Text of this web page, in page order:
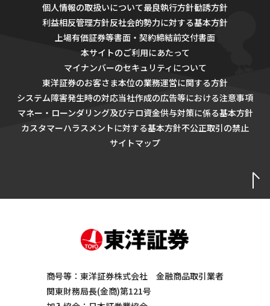
個人情報の取扱いについて最良執行方針勧誘方針
利益相反管理方針反社会的勢力に対する基本方針
上場有価証券等書面・契約締結前交付書面
本サイトのご利用にあたって
マイナンバーのセキュリティについて
東洋証券のお客さま本位の業務運営に関する方針
システム障害発生時の対応当社作成の広告等における注意事項
マネー・ローンダリング及びテロ資金供与対策に係る基本方針
カスタマーハラスメントに対する基本方針不公正取引の禁止
サイトマップ
商号等：東洋証券株式会社 金融商品取引業者
関東財務局長(金商)第121号